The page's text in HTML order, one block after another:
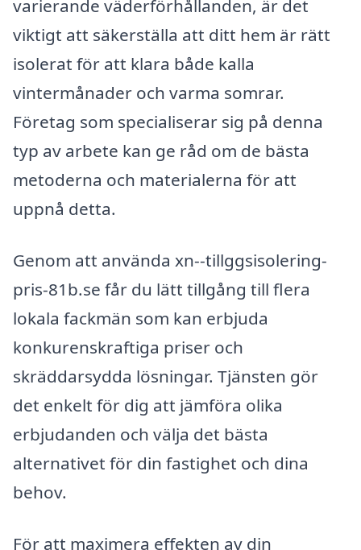
varierande väderförhållanden, är det
viktigt att säkerställa att ditt hem är rätt
isolerat för att klara både kalla
vintermånader och varma somrar.
Företag som specialiserar sig på denna
typ av arbete kan ge råd om de bästa
metoderna och materialerna för att
uppnå detta.
Genom att använda xn--tillggsisolering-
pris-81b.se får du lätt tillgång till flera
lokala fackmän som kan erbjuda
konkurenskraftiga priser och
skräddarsydda lösningar. Tjänsten gör
det enkelt för dig att jämföra olika
erbjudanden och välja det bästa
alternativet för din fastighet och dina
behov.
För att maximera effekten av din